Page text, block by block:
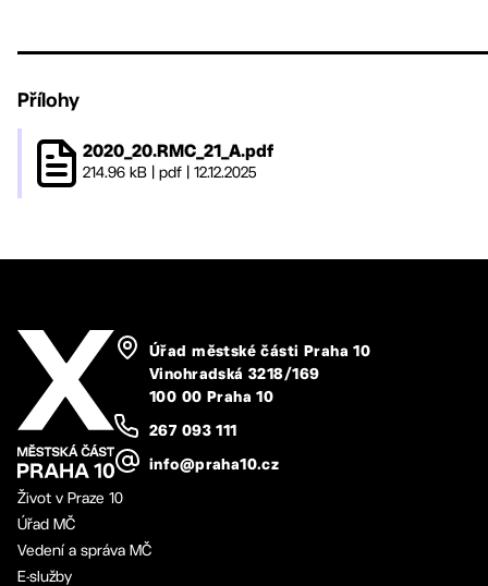
Přílohy
2020_20.RMC_21_A.pdf
214.96 kB pdf 12.12.2025
Úřad městské části Praha 10
Vinohradská 3218/169
100 00 Praha 10
267 093 111
info@praha10.cz
Život v Praze 10
Úřad MČ
Vedení a správa MČ
E-služby